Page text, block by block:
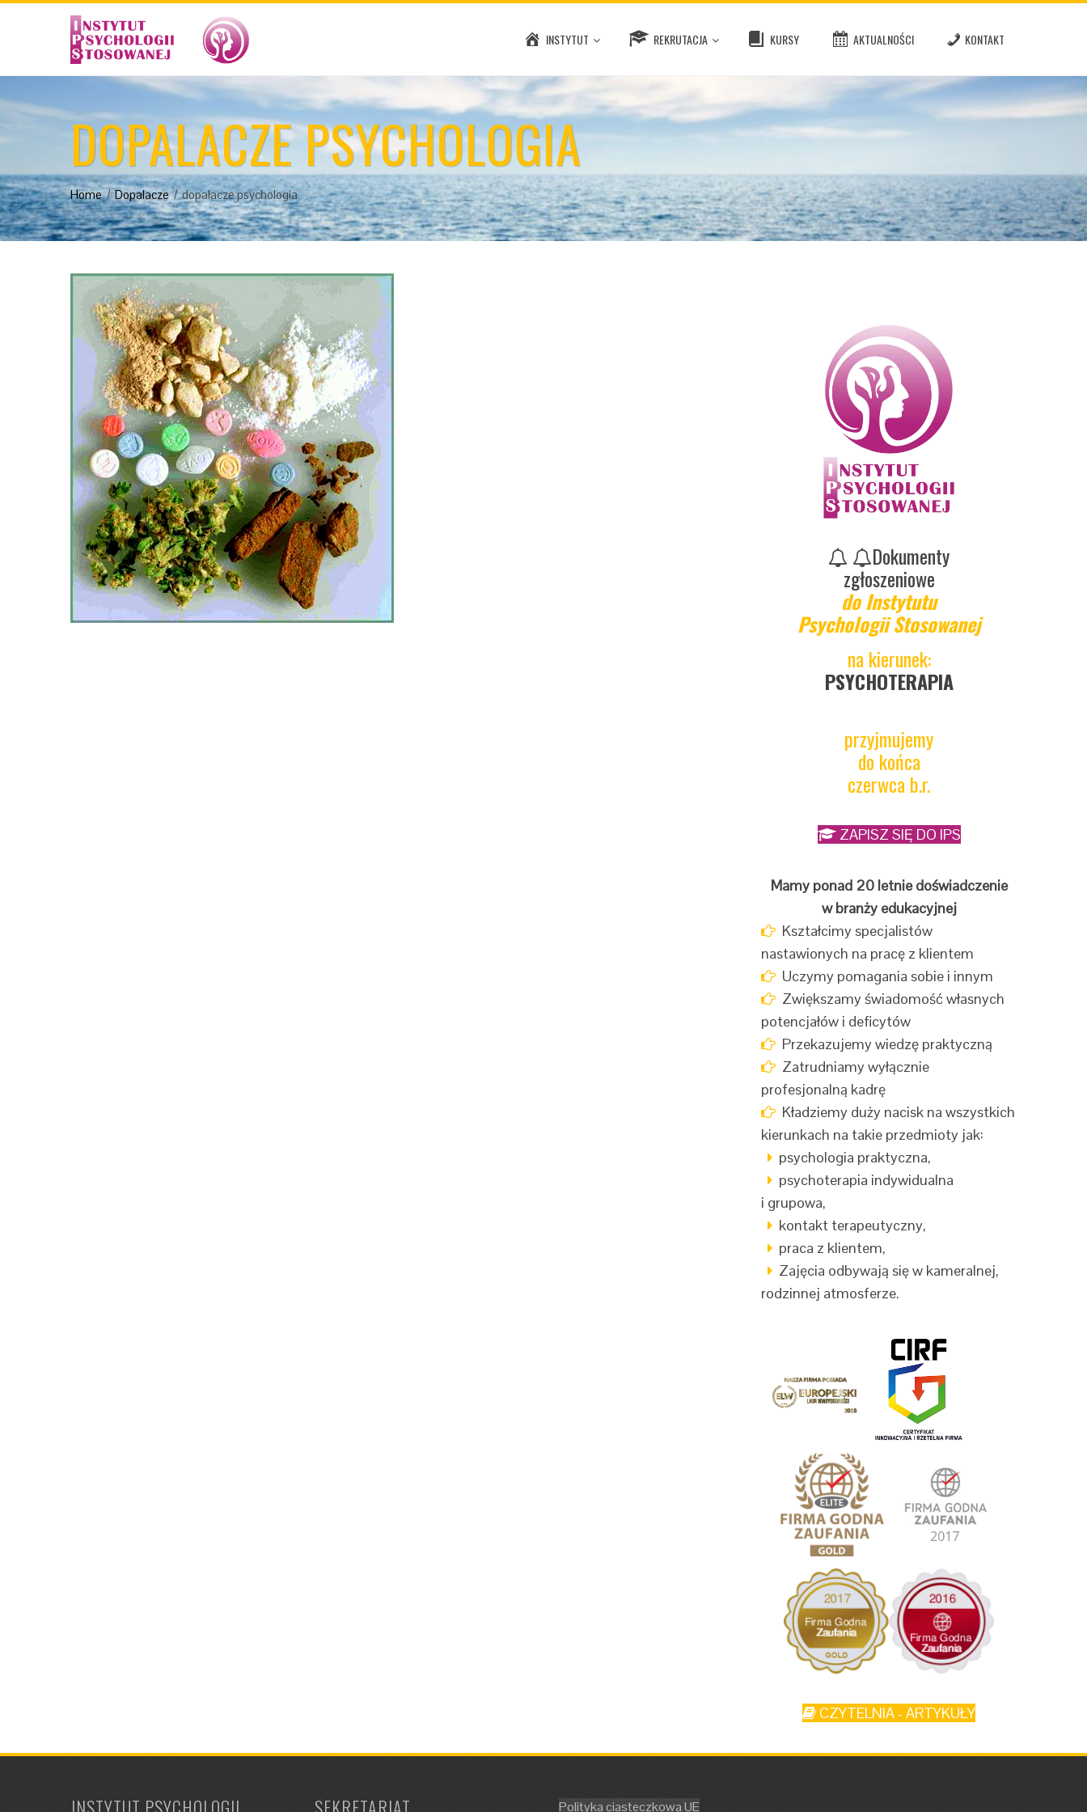
INSTYTUT REKRUTACJA KURSY AKTUALNOŚCI KONTAKT
DOPALACZE PSYCHOLOGIA
Home Dopalacze dopalacze psychologia
Dokumenty
zgłoszeniowe
do Instytutu
Psychologii Stosowanej
na kierunek:
PSYCHOTERAPIA
przyjmujemy
do końca
czerwca b.r.
ZAPISZ SIĘ DO IPS
Mamy ponad 20 letnie doświadczenie
w branży edukacyjnej
Kształcimy specjalistów
nastawionych na pracę z klientem
Uczymy pomagania sobie i innym
Zwiększamy świadomość własnych
potencjałów i deficytów
Przekazujemy wiedzę praktyczną
Zatrudniamy wyłącznie
profesjonalną kadrę
Kładziemy duży nacisk na wszystkich
kierunkach na takie przedmioty jak:
psychologia praktyczna,
psychoterapia indywidualna
i grupowa,
kontakt terapeutyczny,
praca z klientem,
Zajęcia odbywają się w kameralnej,
rodzinnej atmosferze.
CZYTELNIA - ARTYKUŁY
Polityka ciasteczkowa UE